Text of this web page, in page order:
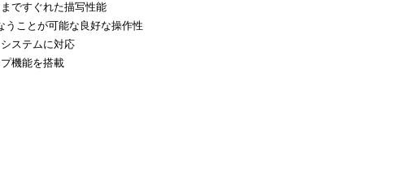
ですぐれた描写性能
うことが可能な良好な操作性
ステムに対応
機能を搭載